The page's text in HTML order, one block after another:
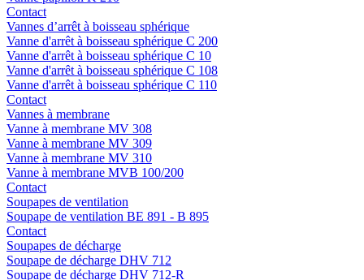
Contact
Vannes d’arrêt à boisseau sphérique
Vanne d'arrêt à boisseau sphérique C 200
Vanne d'arrêt à boisseau sphérique C 10
Vanne d'arrêt à boisseau sphérique C 108
Vanne d'arrêt à boisseau sphérique C 110
Contact
Vannes à membrane
Vanne à membrane MV 308
Vanne à membrane MV 309
Vanne à membrane MV 310
Vanne à membrane MVB 100/200
Contact
Soupapes de ventilation
Soupape de ventilation BE 891 - B 895
Contact
Soupapes de décharge
Soupape de décharge DHV 712
Soupape de décharge DHV 712-R